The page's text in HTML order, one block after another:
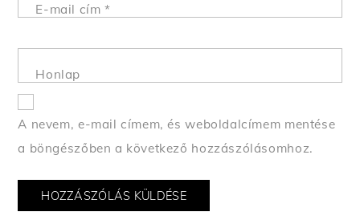
E-mail cím*
Honlap
A nevem, e-mail címem, és weboldalcímem mentése
a böngészőben a következő hozzászólásomhoz.